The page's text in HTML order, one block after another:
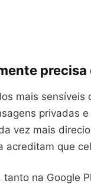
mais
privadas
vez mais
acreditam que
na Google